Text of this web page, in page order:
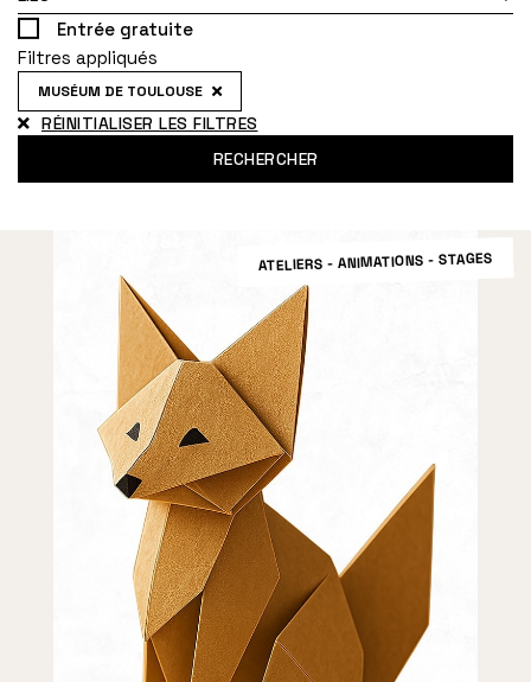
Entrée gratuite
Filtres appliqués
MUSÉUM DE TOULOUSE
RÉINITIALISER LES FILTRES
RECHERCHER
ATELIERS - ANIMATIONS - STAGES